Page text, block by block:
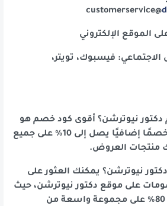
customerservice@
الموقع الإلكتروني
فيسبوك، تويتر،
نيوترشن؟ أقوى كود خصم هو
(M27)، والذي يمنحك خصمًا إضافيًا يصل إلى 10% على جميع
منتجات العروض.
نيوترشن؟ يمكنك العثور على
على موقع دكتور نيوترشن، حيث
تصل التخفيضات إلى 80% على مجموعة واسعة من